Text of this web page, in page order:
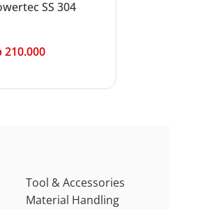
SS 304
210.000
Tool & Accessories
Material Handling